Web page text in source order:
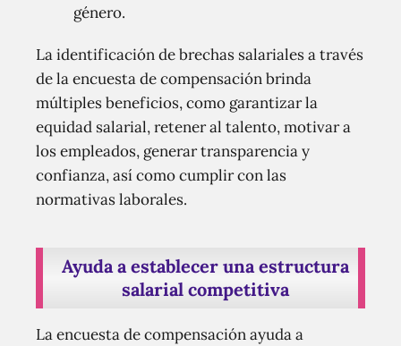
género.
La identificación de brechas salariales a través
de la encuesta de compensación brinda
múltiples beneficios, como garantizar la
equidad salarial, retener al talento, motivar a
los empleados, generar transparencia y
confianza, así como cumplir con las
normativas laborales.
Ayuda a establecer una estructura
salarial competitiva
La encuesta de compensación ayuda a